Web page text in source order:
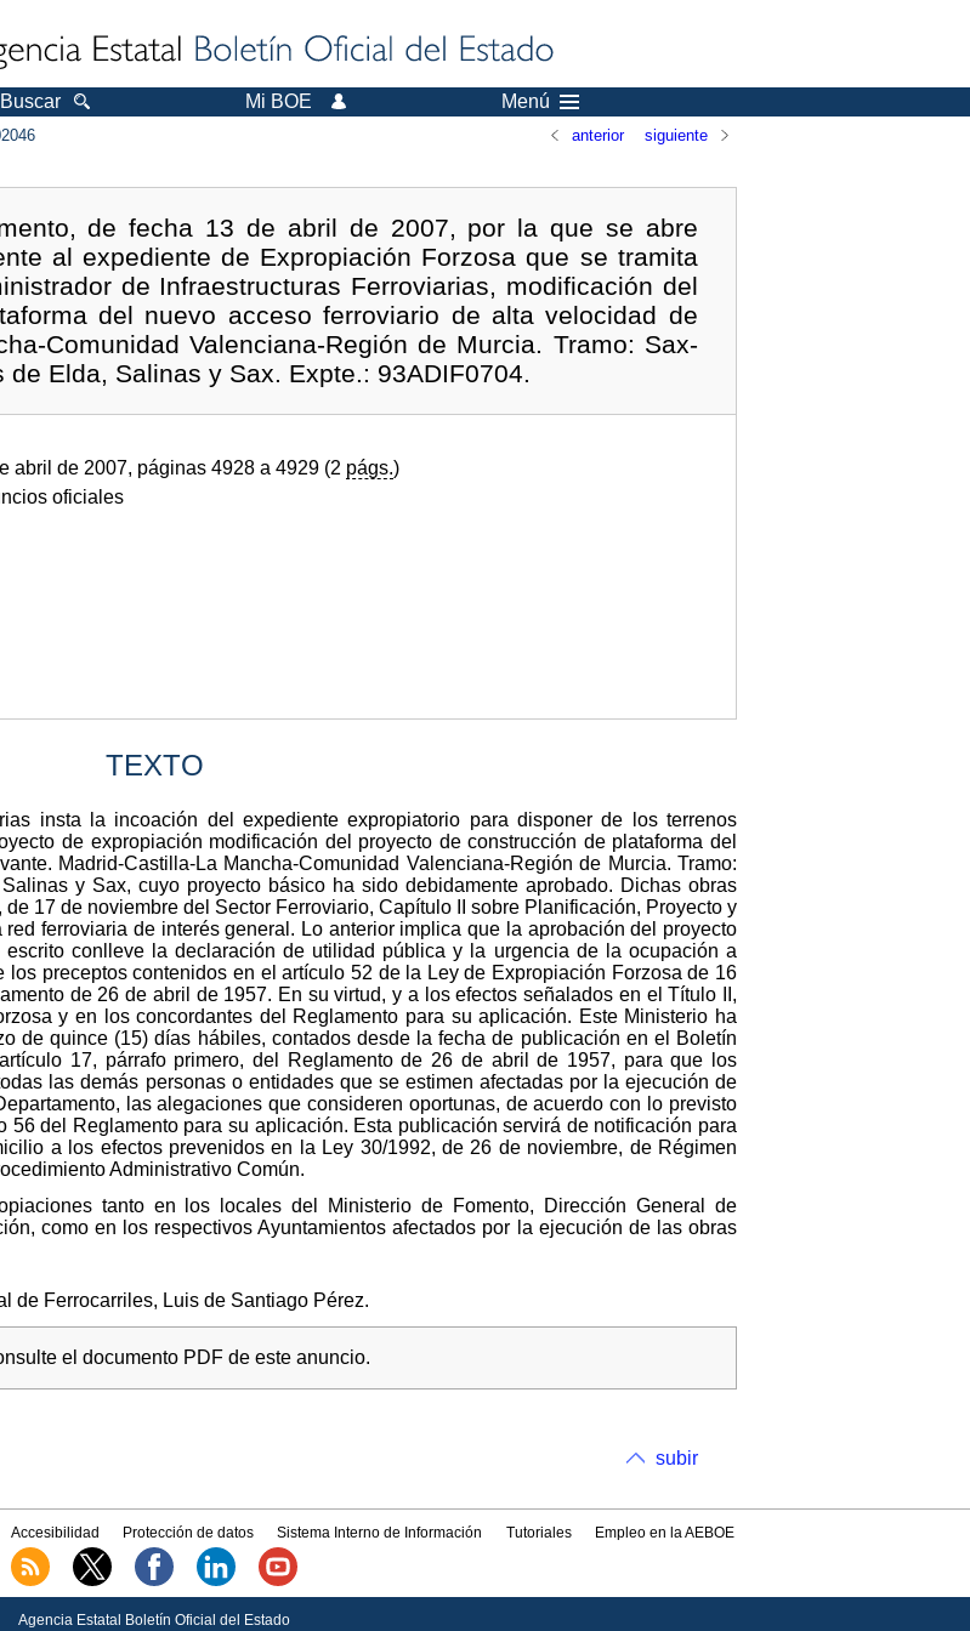
Buscar Mi BOE Menú
anterior siguiente
de fecha 13 de abril de 2007, por la que se abre
al expediente de Expropiación Forzosa que se tramita
de Infraestructuras Ferroviarias, modificación del
del nuevo acceso ferroviario de alta velocidad de
Comunidad Valenciana-Región de Murcia. Tramo: Sax-
Elda, Salinas y Sax. Expte.: 93ADIF0704.
abril de 2007, páginas 4928 a 4929 (2 págs.)
oficiales
TEXTO
insta la incoación del expediente expropiatorio para disponer de los terrenos
de expropiación modificación del proyecto de construcción de plataforma del
Madrid-Castilla-La Mancha-Comunidad Valenciana-Región de Murcia. Tramo:
y Sax, cuyo proyecto básico ha sido debidamente aprobado. Dichas obras
17 de noviembre del Sector Ferroviario, Capítulo II sobre Planificación, Proyecto y
ferroviaria de interés general. Lo anterior implica que la aprobación del proyecto
conlleve la declaración de utilidad pública y la urgencia de la ocupación a
preceptos contenidos en el artículo 52 de la Ley de Expropiación Forzosa de 16
de 26 de abril de 1957. En su virtud, y a los efectos señalados en el Título II,
y en los concordantes del Reglamento para su aplicación. Este Ministerio ha
de quince (15) días hábiles, contados desde la fecha de publicación en el Boletín
17, párrafo primero, del Reglamento de 26 de abril de 1957, para que los
las demás personas o entidades que se estimen afectadas por la ejecución de
las alegaciones que consideren oportunas, de acuerdo con lo previsto
del Reglamento para su aplicación. Esta publicación servirá de notificación para
a los efectos prevenidos en la Ley 30/1992, de 26 de noviembre, de Régimen
Administrativo Común.
tanto en los locales del Ministerio de Fomento, Dirección General de
como en los respectivos Ayuntamientos afectados por la ejecución de las obras
de Ferrocarriles, Luis de Santiago Pérez.
el documento PDF de este anuncio.
subir
Accesibilidad Protección de datos Sistema Interno de Información Tutoriales Empleo en la AEBOE
Agencia Estatal Boletín Oficial del Estado